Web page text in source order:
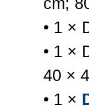
cm;
• 1 ×
• 1 ×
40 ×
• 1 ×